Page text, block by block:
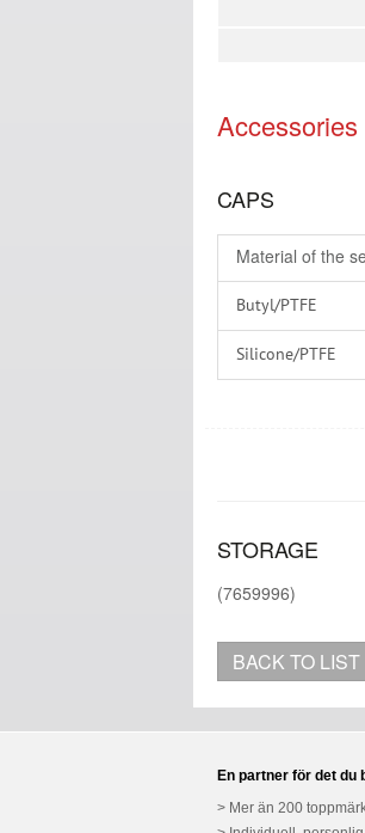
Accessories
CAPS
Material of the
Butyl/PTFE
Silicone/PTFE
STORAGE
(7659996)
BACK TO LIST
En partner för det du
Mer än 200